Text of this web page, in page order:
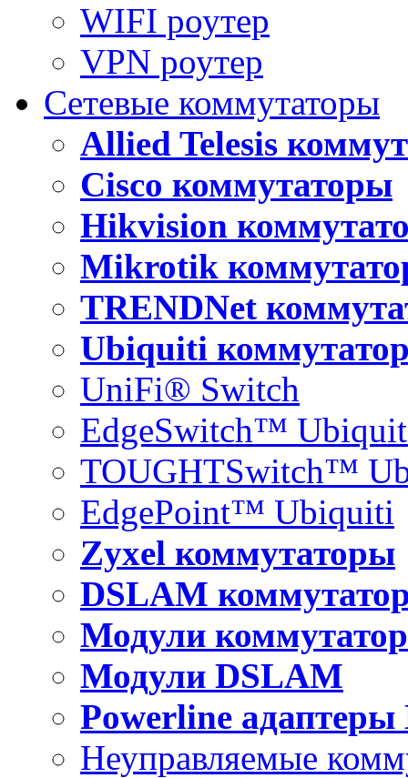
WIFI роутер
VPN роутер
Сетевые коммутаторы
Allied Telesis
Cisco коммутаторы
Hikvision
Mikrotik
TRENDNet
Ubiquiti
UniFi® Switch
EdgeSwitch™
TOUGHTSwitch™
EdgePoint™ Ubiquiti
Zyxel коммутаторы
DSLAM
Модули
Модули DSLAM
Powerline адаптеры
Неуправляемые